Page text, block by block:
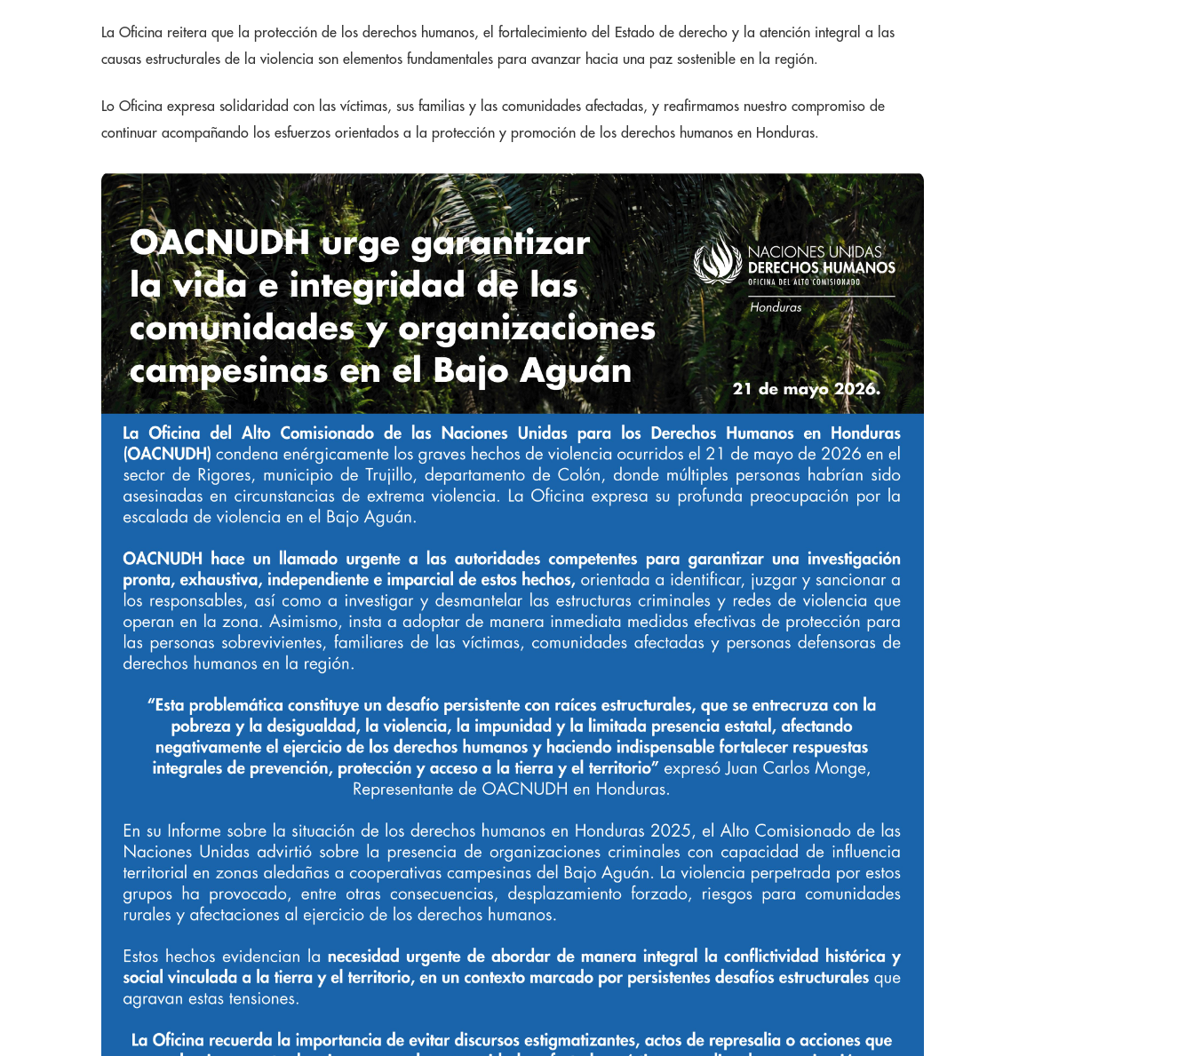
La Oficina reitera que la protección de los derechos humanos, el fortalecimiento del Estado de derecho y la atención integral a las
causas estructurales de la violencia son elementos fundamentales para avanzar hacia una paz sostenible en la región.
Lo Oficina expresa solidaridad con las víctimas, sus familias y las comunidades afectadas, y reafirmamos nuestro compromiso de
continuar acompañando los esfuerzos orientados a la protección y promoción de los derechos humanos en Honduras.